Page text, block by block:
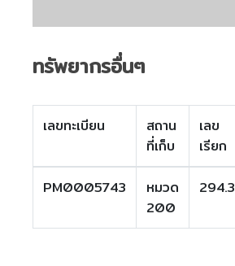
ทรัพยากรอื่นๆ
เลขทะเบียน
สถาน
ที่เก็บ
เลข
เรียก
PM0005743
หมวด
200
294.3